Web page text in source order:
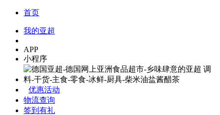
首页
我的亚超
APP
小程序
优惠活动
物流查询
签到有礼